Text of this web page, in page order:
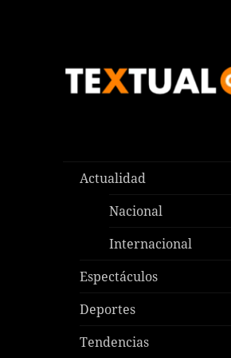
Actualidad
Nacional
Internacional
Espectáculos
Deportes
Tendencias